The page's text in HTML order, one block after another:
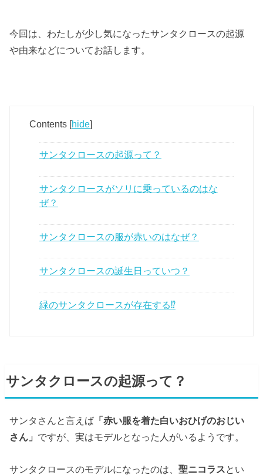
今回は、わたしが少し気になったサンタクロースの起源
や由来などについてお話します。
Contents [hide]
サンタクロースの起源って？
サンタクロースがソリに乗っているのはな
ぜ？
サンタクロースの服が赤いのはなぜ？
サンタクロースの誕生日っていつ？
緑のサンタクロースが存在する⁉︎
サンタクロースの起源って？
サンタさんと言えば 「赤い服を着た白いおひげのおじい
さん」 ですが、実はモデルとなった人がいるようです。
サンタクロースのモデルになったのは、聖ニコラスとい